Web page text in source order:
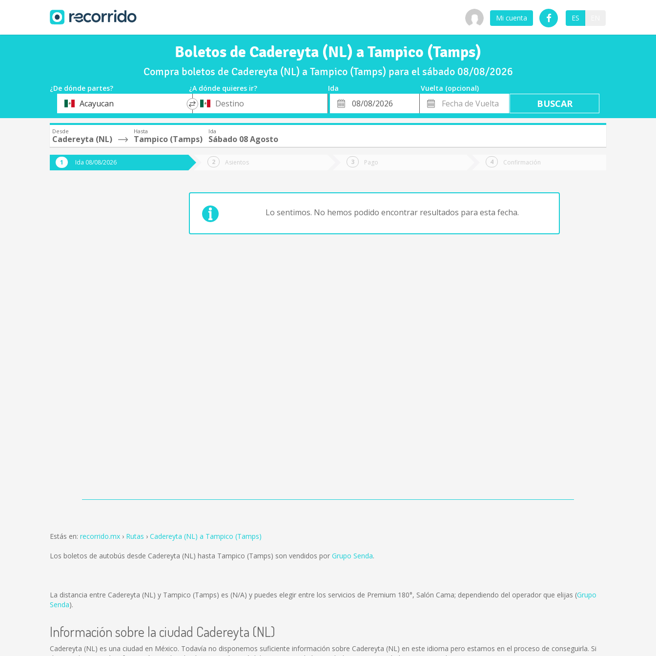
Mi cuenta ES
Boletos de Cadereyta (NL) a Tampico (Tamps)
Compra boletos de Cadereyta (NL) a Tampico (Tamps) para el sábado 08/08/2026
¿De dónde partes? ¿A dónde quieres ir? Ida
Vuelta (opcional)
OrigenAcayucan
*
Destino
Fecha
de
Fecha
de
Vuelta
Desde
Cadereyta (NL)
Hasta
Tampico (Tamps)
Ida
Sábado 08 Agosto
Ida 08/08/2026 Asientos Pago Confirmación
Lo sentimos. No hemos podido encontrar resultados para esta fecha.
Estás en: recorrido.mx Rutas Cadereyta (NL) a Tampico (Tamps)
Los boletos de autobús desde Cadereyta (NL) hasta Tampico (Tamps) son vendidos por Grupo Senda.
La distancia entre Cadereyta (NL) y Tampico (Tamps) es (N/A) y puedes elegir entre los servicios de Premium 180°, Salón Cama; dependiendo del operador que elijas (Grupo
Senda).
Información sobre la ciudad Cadereyta (NL)
Cadereyta (NL) es una ciudad en México. Todavía no disponemos suficiente información sobre Cadereyta (NL) en este idioma pero estamos en el proceso de conseguirla. Si